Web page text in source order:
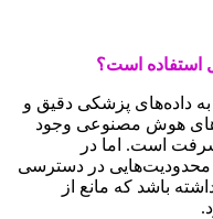
استفاده است؟
داده‌های پزشکی دقیق و
هوش مصنوعی وجود
است. اما در
در دسترسی
باشد که مانع از